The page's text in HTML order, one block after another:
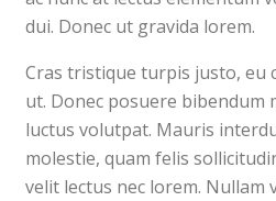
dui. Donec ut gravida lorem.
Cras tristique turpis justo, eu
ut. Donec posuere bibendum
luctus volutpat. Mauris
molestie, quam felis
velit lectus nec lorem. Nullam